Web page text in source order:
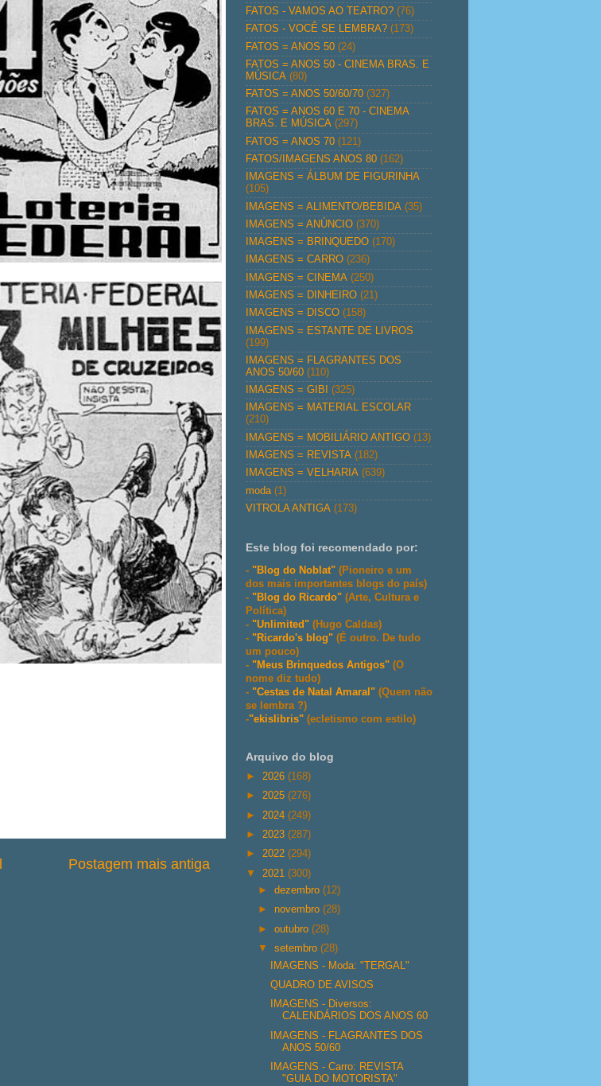
Postagem mais antiga
FATOS - VAMOS AO TEATRO? (76)
FATOS - VOCÊ SE LEMBRA? (173)
FATOS = ANOS 50 (24)
FATOS = ANOS 50 - CINEMA BRAS. E
MÚSICA (80)
FATOS = ANOS 50/60/70 (327)
FATOS = ANOS 60 E 70 - CINEMA
BRAS. E MÚSICA (297)
FATOS = ANOS 70 (121)
FATOS/IMAGENS ANOS 80 (162)
IMAGENS = ÁLBUM DE FIGURINHA
(105)
IMAGENS = ALIMENTO/BEBIDA (35)
IMAGENS = ANÚNCIO (370)
IMAGENS = BRINQUEDO (170)
IMAGENS = CARRO (236)
IMAGENS = CINEMA (250)
IMAGENS = DINHEIRO (21)
IMAGENS = DISCO (158)
IMAGENS = ESTANTE DE LIVROS
(199)
IMAGENS = FLAGRANTES DOS
ANOS 50/60 (110)
IMAGENS = GIBI
(325)
IMAGENS = MATERIAL ESCOLAR
(210)
IMAGENS = MOBILIÁRIO ANTIGO (13)
IMAGENS = REVISTA (182)
IMAGENS = VELHARIA (639)
moda (1)
VITROLA ANTIGA (173)
Este blog foi recomendado por:
- "Blog do Noblat" (Pioneiro e um
dos mais importantes blogs do país)
- "Blog do Ricardo" (Arte, Cultura e
Política)
- "Unlimited" (Hugo Caldas)
- "Ricardo's blog" (É outro. De tudo
um pouco)
- "Meus Brinquedos Antigos" (O
nome diz tudo)
- "Cestas de Natal Amaral" (Quem não
se lembra ?)
-"ekislibris" (ecletismo com estilo)
Arquivo do blog
► 2026 (168)
► 2025 (276)
► 2024 (249)
► 2023 (287)
► 2022 (294)
▼ 2021 (300)
►dezembro(12)
► novembro(28)
►outubro(28)
▼setembro(28)
IMAGENS - Moda: "TERGAL"
QUADRO DE AVISOS
IMAGENS - Diversos:
CALENDÁRIOS DOS ANOS 60
IMAGENS - FLAGRANTES DOS
ANOS 50/60
IMAGENS - Carro: REVISTA
"GUIA DO MOTORISTA"